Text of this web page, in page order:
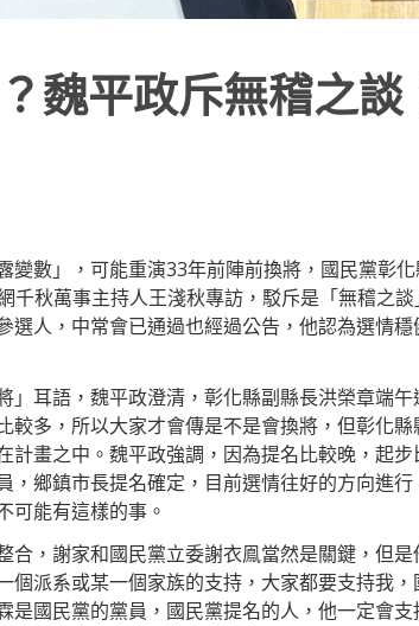
魏平政斥無稽之談
變數」，可能重演33年前陣前換將，國民黨彰
千秋萬事主持人王淺秋專訪，駁斥是「無稽之談
選人，中常會已通過也經過公告，他認為選情穩
」耳語，魏平政澄清，彰化縣副縣長洪榮章端午
較多，所以大家才會傳是不是會換將，但彰化縣
計畫之中。魏平政強調，因為提名比較晚，起步
，鄉鎮市長提名確定，目前選情往好的方向進行
可能有這樣的事。
合，謝家和國民黨立委謝衣鳯當然是關鍵，但是
個派系或某一個家族的支持，大家都要支持我，
是國民黨的黨員，國民黨提名的人，他一定會支